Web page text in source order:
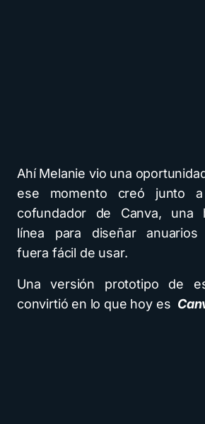
Ahí Melanie vio una
ese momento creó junto
cofundador de Canva, una
línea para diseñar
fuera fácil de usar.
Una versión prototipo de
convirtió en lo que hoy es